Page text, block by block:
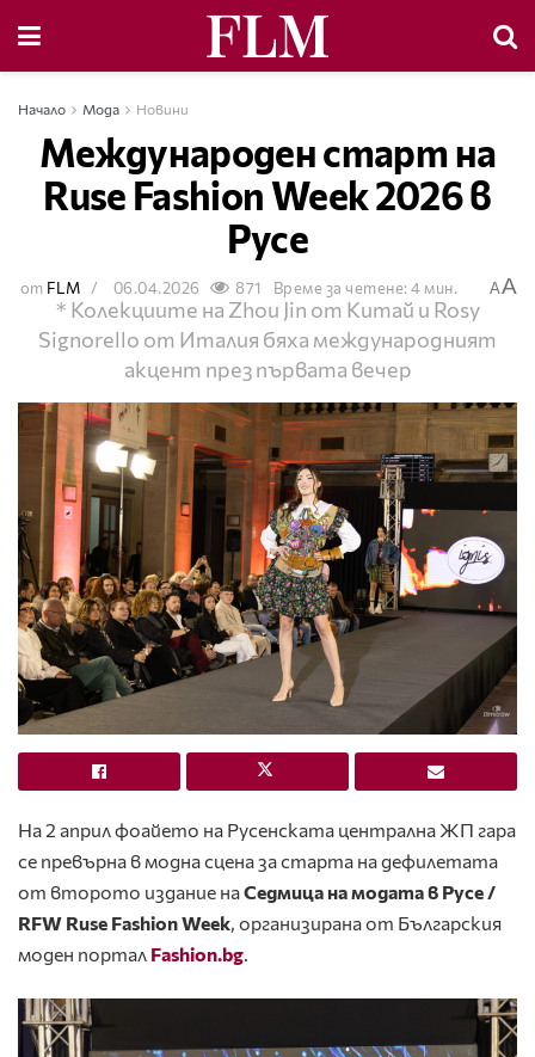
Начало Мода Новини
Международен старт на
Ruse Fashion Week 2026 в
Русе
от FLM 06.04.2026 871 Време за четене: 4 мин. AA
* Колекциите на Zhou Jin от Китай и Rosy
Signorello от Италия бяха международният
акцент през първата вечер
На 2 април фоайето на Русенската централна ЖП гара
се превърна в модна сцена за старта на дефилетата
от второто издание наСедмица на модата в Русе /
RFW Ruse Fashion Week, организирана от Българския
моден портал Fashion.bg.